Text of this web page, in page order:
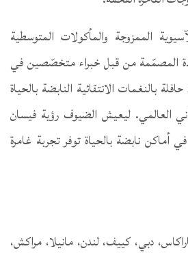
الممزوجة والمأكولات المتوسطية
المصمّمة من قبل خبراء متخصّصين في
بالنغمات الانتقائية النابضة بالحياة
العالمي. ليعيش الضيوف رؤية فيسان
نابضة بالحياة توفر تجربة غامرة
دبي، كييف، لندن، مانيلا، مراكش،